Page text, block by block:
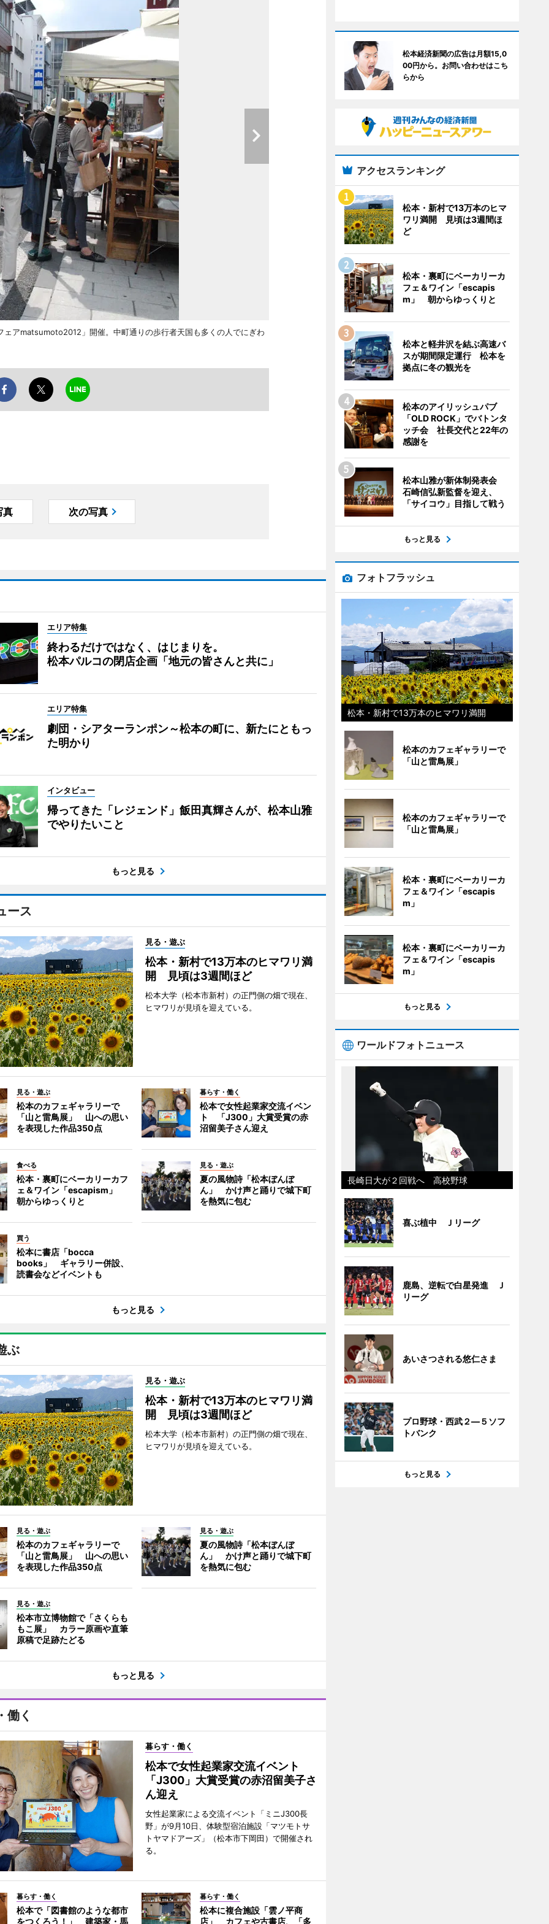
アmatsumoto2012」開催。中町通りの歩行者天国も多くの人でにぎわ
真 次の写真
エリア特集
終わるだけではなく、はじまりを。
松本パルコの閉店企画「地元の皆さんと共に」
エリア特集
劇団・シアターランポン～松本の町に、新たにともっ
た明かり
インタビュー
帰ってきた「レジェンド」飯田真輝さんが、松本山雅
でやりたいこと
もっと見る
ース
見る・遊ぶ
松本・新村で13万本のヒマワリ満
開 見頃は3週間ほど
松本大学（松本市新村）の正門側の畑で現在、
ヒマワリが見頃を迎えている。
見る・遊ぶ
松本のカフェギャラリーで
「山と雷鳥展」 山への思い
を表現した作品350点
暮らす・働く
松本で女性起業家交流イベン
ト 「J300」大賞受賞の赤
沼留美子さん迎え
食べる
松本・裏町にベーカリーカフ
ェ＆ワイン「escapism」
朝からゆっくりと
見る・遊ぶ
夏の風物詩「松本ぼんぼ
ん」 かけ声と踊りで城下町
を熱気に包む
買う
松本に書店「bocca
books」 ギャラリー併設、
読書会などイベントも
もっと見る
ぶ
見る・遊ぶ
松本・新村で13万本のヒマワリ満
開 見頃は3週間ほど
松本大学（松本市新村）の正門側の畑で現在、
ヒマワリが見頃を迎えている。
見る・遊ぶ
松本のカフェギャラリーで
「山と雷鳥展」 山への思い
を表現した作品350点
見る・遊ぶ
夏の風物詩「松本ぼんぼ
ん」 かけ声と踊りで城下町
を熱気に包む
見る・遊ぶ
松本市立博物館で「さくらも
もこ展」 カラー原画や直筆
原稿で足跡たどる
もっと見る
働く
暮らす・働く
松本で女性起業家交流イベント
「J300」大賞受賞の赤沼留美子さ
ん迎え
女性起業家による交流イベント「ミニJ300長
野」が9月10日、体験型宿泊施設「マツモトサ
トヤマドアーズ」（松本市下岡田）で開催され
る。
暮らす・働く
松本で「図書館のような都市
をつくろう！」 建築家・馬
暮らす・働く
松本に複合施設「雲ノ平商
店」 カフェや古書店、「多
松本経済新聞の広告は月額15,0
00円から。お問い合わせはこち
らから
アクセスランキング
松本・新村で13万本のヒマ
ワリ満開 見頃は3週間ほ
ど
松本・裏町にベーカリーカ
フェ＆ワイン「escapis
m」 朝からゆっくりと
松本と軽井沢を結ぶ高速バ
スが期間限定運行 松本を
拠点に冬の観光を
松本のアイリッシュパブ
「OLD ROCK」でバトンタ
ッチ会 社長交代と22年の
感謝を
松本山雅が新体制発表会
石崎信弘新監督を迎え、
「サイコウ」目指して戦う
もっと見る
フォトフラッシュ
松本・新村で13万本のヒマワリ満開
松本のカフェギャラリーで
「山と雷鳥展」
松本のカフェギャラリーで
「山と雷鳥展」
松本・裏町にベーカリーカ
フェ＆ワイン「escapis
m」
松本・裏町にベーカリーカ
フェ＆ワイン「escapis
m」
もっと見る
ワールドフォトニュース
長崎日大が２回戦へ 高校野球
喜ぶ植中 Ｊリーグ
鹿島、逆転で白星発進 Ｊ
リーグ
あいさつされる悠仁さま
プロ野球・西武２―５ソフ
トバンク
もっと見る